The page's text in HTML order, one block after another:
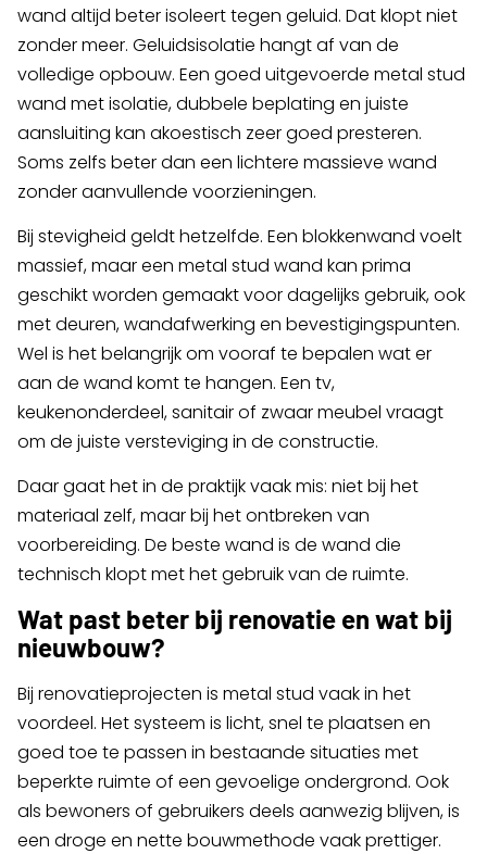
wand altijd beter isoleert tegen geluid. Dat klopt niet
zonder meer. Geluidsisolatie hangt af van de
volledige opbouw. Een goed uitgevoerde metal stud
wand met isolatie, dubbele beplating en juiste
aansluiting kan akoestisch zeer goed presteren.
Soms zelfs beter dan een lichtere massieve wand
zonder aanvullende voorzieningen.
Bij stevigheid geldt hetzelfde. Een blokkenwand voelt
massief, maar een metal stud wand kan prima
geschikt worden gemaakt voor dagelijks gebruik, ook
met deuren, wandafwerking en bevestigingspunten.
Wel is het belangrijk om vooraf te bepalen wat er
aan de wand komt te hangen. Een tv,
keukenonderdeel, sanitair of zwaar meubel vraagt
om de juiste versteviging in de constructie.
Daar gaat het in de praktijk vaak mis: niet bij het
materiaal zelf, maar bij het ontbreken van
voorbereiding. De beste wand is de wand die
technisch klopt met het gebruik van de ruimte.
Wat past beter bij renovatie en wat bij
nieuwbouw?
Bij renovatieprojecten is metal stud vaak in het
voordeel. Het systeem is licht, snel te plaatsen en
goed toe te passen in bestaande situaties met
beperkte ruimte of een gevoelige ondergrond. Ook
als bewoners of gebruikers deels aanwezig blijven, is
een droge en nette bouwmethode vaak prettiger.